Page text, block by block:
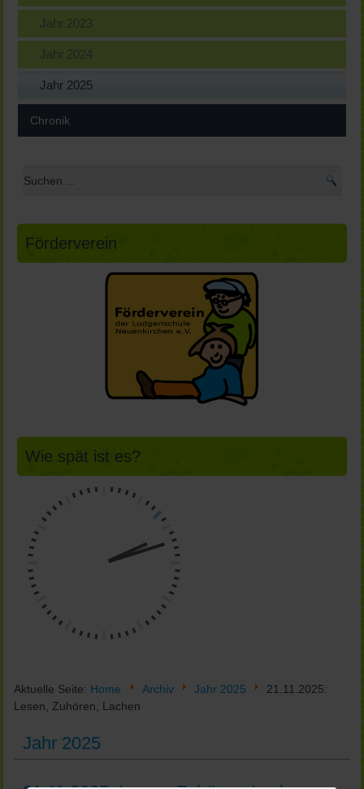
Jahr 2023
Jahr 2024
Jahr 2025
Chronik
Förderverein
Wie spät ist es?
Aktuelle Seite: Home Archiv Jahr 2025
21.11.2025:
Lesen, Zuhören, Lachen
Jahr 2025